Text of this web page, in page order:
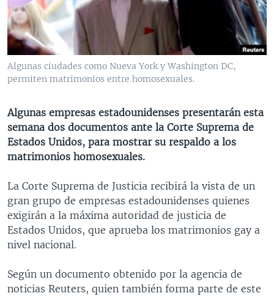
VENEZUELA
BRASIL
NICARAGUA
ECONOMÍA
ENTRETENIMIENTO Y CULTURA
TECNOLOGÍA
DEPORTES
MULTIMEDIA
VIDEOS
FOTOGRAFÍA
AUDIOS
PROGRAMAS TV
EL MUNDO AL DÍA
FORO INTERAMERICANO
LAS CLAVES
PANORAMA
RADIO
AVANCE INFORMATIVO
BUENOS DÍAS AMÉRICA
ESTADOS UNIDOS AL DÍA
FORO [RADIO]
DEPORTIVO INTERNACIONAL
NOTA ECONÓMICA
DIRECT
Learning English
Idiomas
Algunas ciudades como Nueva York y Washington DC,
permiten matrimonios entre homosexuales.
Algunas empresas estadounidenses presentarán esta
semana dos documentos ante la Corte Suprema de
Estados Unidos, para mostrar su respaldo a los
matrimonios homosexuales.
La Corte Suprema de Justicia recibirá la vista de un
gran grupo de empresas estadounidenses quienes
exigirán a la máxima autoridad de justicia de
Estados Unidos, que aprueba los matrimonios gay a
nivel nacional.
Según un documento obtenido por la agencia de
noticias Reuters, quien también forma parte de este